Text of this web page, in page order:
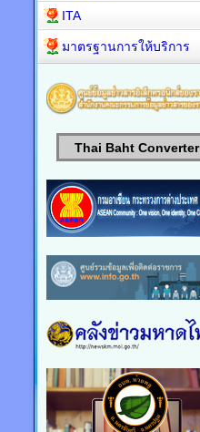
ITA
มาตรฐานการให้บริการ
Thai Baht Converter